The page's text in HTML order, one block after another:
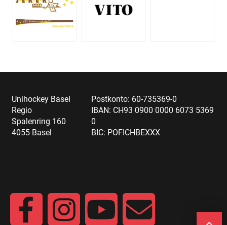
Unihockey Basel
Regio
Spalenring 160
4055 Basel
Postkonto: 60-735369-0
IBAN: CH93 0900 0000 6073 5369
0
BIC: POFICHBEXXX